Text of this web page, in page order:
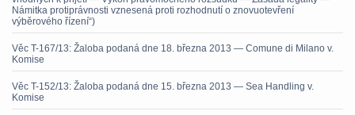
Námitka protiprávnosti vznesená proti rozhodnutí o znovuotevření
výběrového řízení“)
Věc T-167/13: Žaloba podaná dne 18. března 2013 — Comune di Milano v.
Komise
Věc T-152/13: Žaloba podaná dne 15. března 2013 — Sea Handling v.
Komise